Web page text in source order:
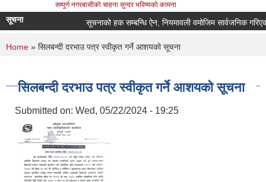
सम्पुर्ण नगरबासीको चाहना सुन्दर भविष्यको कामना
सूचना सूचनाको हक सम्बन्धि ऐन, नियमावली वमोजिम सार्वजनिक
You are here
Home » सिलबन्दी दरभाउ पत्र स्वीकृत गर्ने आशयको सूचना
सिलबन्दी दरभाउ पत्र स्वीकृत गर्ने आशयको सूचना
Submitted on: Wed, 05/22/2024 - 19:25